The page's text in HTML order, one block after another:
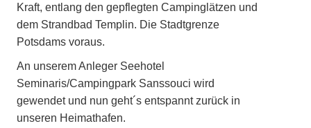
Kraft, entlang den gepflegten Campinglätzen und
dem Strandbad Templin. Die Stadtgrenze
Potsdams voraus.
An unserem Anleger Seehotel
Seminaris/Campingpark Sanssouci wird
gewendet und nun geht´s entspannt zurück in
unseren Heimathafen.